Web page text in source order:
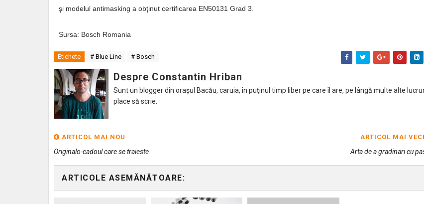
şi modelul antimasking a obţinut certificarea EN50131 Grad 3.
Sursa: Bosch Romania
Etichete # Blue Line # Bosch
Despre Constantin Hriban
Sunt un blogger din orașul Bacău, caruia, în puținul timp liber pe care îl are, pe lângă multe alte
place să scrie.
ARTICOL MAI NOU
Originalo-cadoul care se traieste
ARTICOL MAI
Arta de a gradinari cu
ARTICOLE ASEMĂNĂTOARE: